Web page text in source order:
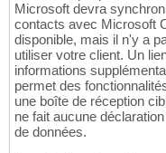
Microsoft devra
contacts avec Microsoft
disponible, mais il n'y a
utiliser votre client. Un
informations
permet des
une boîte de réception
ne fait aucune
de données.